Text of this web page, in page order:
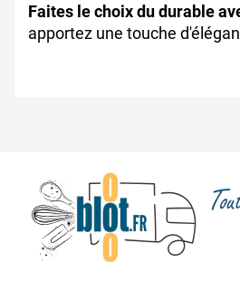
Faites le choix du durable
apportez une touche